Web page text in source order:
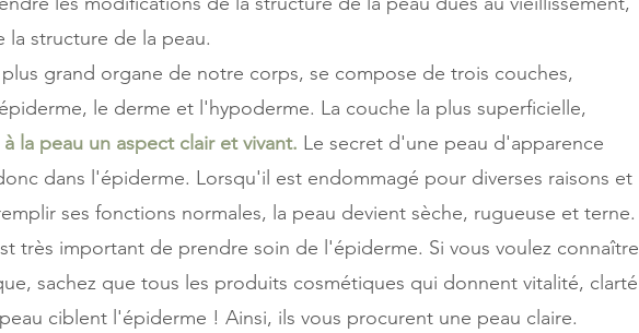
structure de la peau.
grand organe de notre corps, se compose de trois couches,
le derme et l'hypoderme. La couche la plus superficielle,
la peau un aspect clair et vivant. Le secret d'une peau d'apparence
dans l'épiderme. Lorsqu'il est endommagé pour diverses raisons et
ses fonctions normales, la peau devient sèche, rugueuse et terne.
très important de prendre soin de l'épiderme. Si vous voulez connaître
sachez que tous les produits cosmétiques qui donnent vitalité, clarté
ciblent l'épiderme ! Ainsi, ils vous procurent une peau claire.